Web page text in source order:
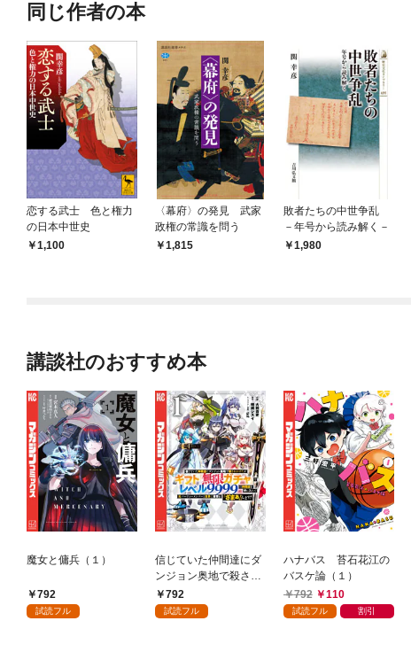
同じ作者の本
恋する武士 色と権力
の日本中世史
1,100
〈幕府〉の発見 武家
政権の常識を問う
1,815
敗者たちの中世争乱
－年号から読み解く－
1,980
講談社のおすすめ本
魔女と傭兵（１）
792
試読フル
信じていた仲間達にダ
ンジョン奥地で殺され
かけたがギフト『無限
ガチャ』でレベル９９
792
試読フル
ハナバス 苔石花江の
バスケ論（１）
792
110
試読フル 割引